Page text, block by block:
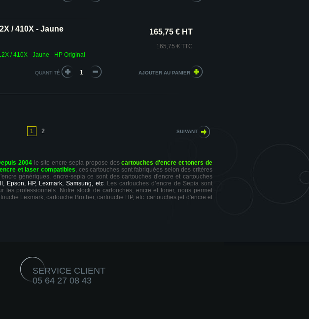
/ 410X - Jaune
/ 410X - Jaune - HP Original
165,75 € HT
165,75 € TTC
QUANTITÉ
1 2 SUIVANT
2004 le site encre-sepia propose descartouches d'encre et toners de
et laser compatibles, ces cartouches sont fabriquées selon des critères
génériques. encre-sepia ce sont des cartouches d'encre et cartouches
Epson, HP, Lexmark, Samsung, etc. Les cartouches d’encre de Sepia sont
professionnels. Notre stock de cartouches, encre et toner, nous permet
Lexmark, cartouche Brother, cartouche HP, etc. cartouches jet d'encre et
SERVICE CLIENT
05 64 27 08 43